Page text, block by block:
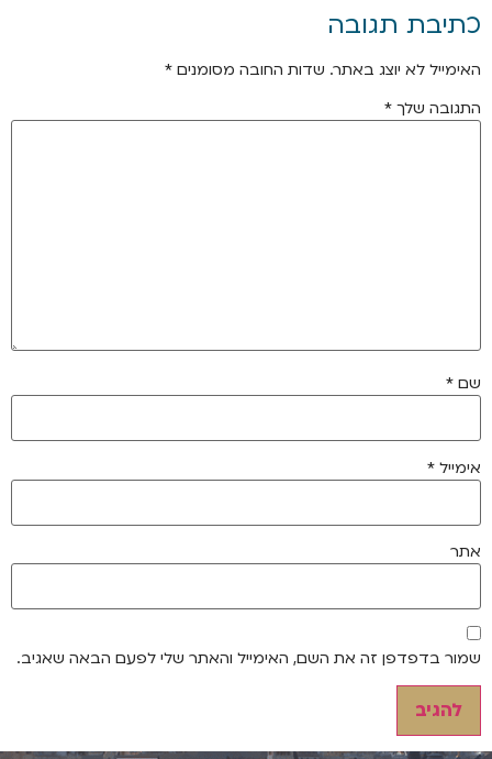
כתיבת תגובה
האימייל לא יוצג באתר. שדות החובה מסומנים *
התגובה שלך *
שם *
אימייל *
אתר
שמור בדפדפן זה את השם, האימייל והאתר שלי לפעם הבאה שאגיב.